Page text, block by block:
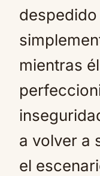
mientras
a volver a
el